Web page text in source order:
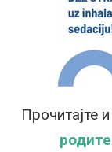
Прочитајте и